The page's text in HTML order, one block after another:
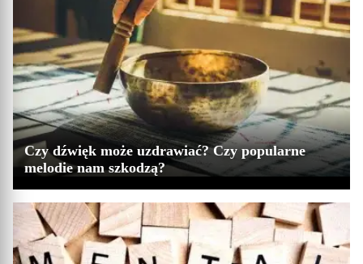
Czy dźwięk może uzdrawiać? Czy popularne
melodie nam szkodzą?